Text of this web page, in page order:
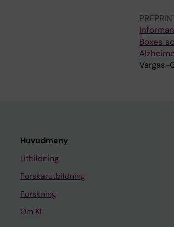
Boxes
Vargas-
Huvudmeny
Utbildning
Forskarutbildning
Forskning
Om KI